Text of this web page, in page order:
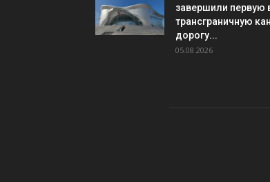
завершили первую
трансграничную
дорогу...
05.08.2026